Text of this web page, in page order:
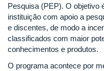
Pesquisa (PEP). O objetivo
instituição com apoio a
e discentes, de modo a
classificados com maior
conhecimentos e produtos.
O programa acontece por